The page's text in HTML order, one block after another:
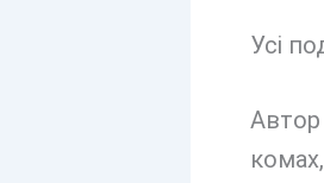
Усі
Автор